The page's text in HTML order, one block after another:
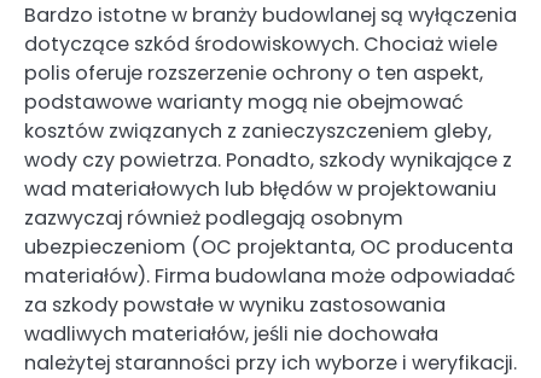
Bardzo istotne w branży budowlanej są wyłączenia
dotyczące szkód środowiskowych. Chociaż wiele
polis oferuje rozszerzenie ochrony o ten aspekt,
podstawowe warianty mogą nie obejmować
kosztów związanych z zanieczyszczeniem gleby,
wody czy powietrza. Ponadto, szkody wynikające z
wad materiałowych lub błędów w projektowaniu
zazwyczaj również podlegają osobnym
ubezpieczeniom (OC projektanta, OC producenta
materiałów). Firma budowlana może odpowiadać
za szkody powstałe w wyniku zastosowania
wadliwych materiałów, jeśli nie dochowała
należytej staranności przy ich wyborze i weryfikacji.